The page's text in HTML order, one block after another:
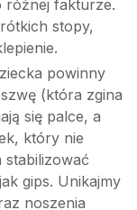
różnej fakturze.
stopy,
powinny
(która zgina
się palce, a
który nie
stabilizować
gips. Unikajmy
noszenia